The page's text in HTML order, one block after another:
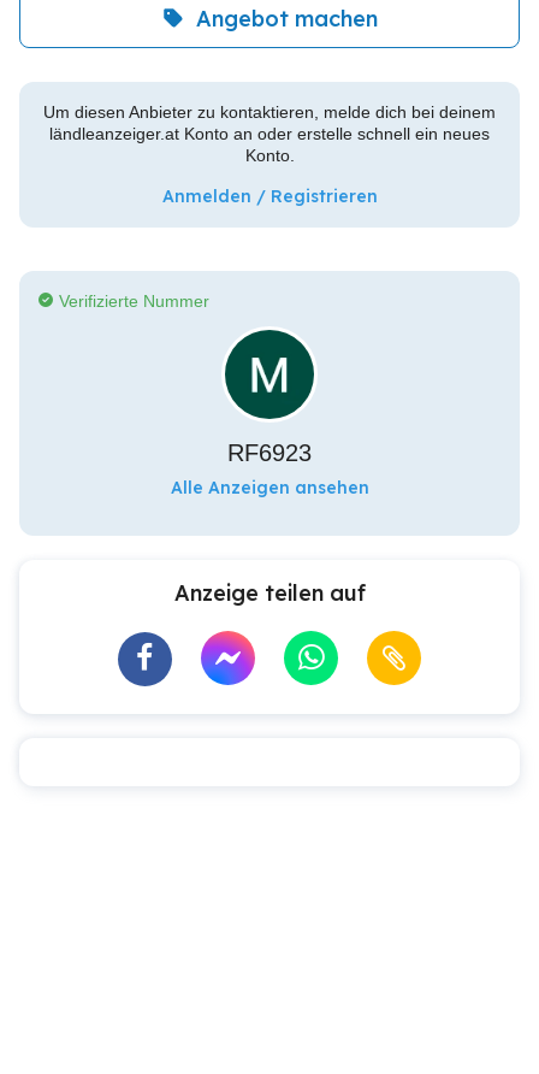
Angebot machen
Um diesen Anbieter zu kontaktieren, melde dich bei deinem
ländleanzeiger.at Konto an oder erstelle schnell ein neues
Konto.
Anmelden / Registrieren
Verifizierte Nummer
RF6923
Alle Anzeigen ansehen
Anzeige teilen auf